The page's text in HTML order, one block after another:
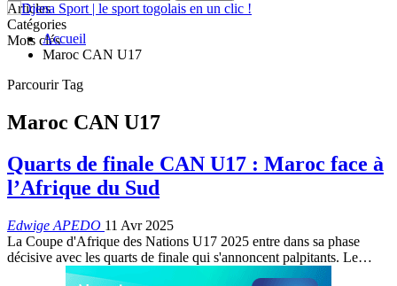
Articles
Catégories
Mots clésAccueil
Maroc CAN U17
Parcourir Tag
Maroc CAN U17
Quarts de finale CAN U17 : Maroc face à
l’Afrique du Sud
Edwige APEDO 11 Avr 2025
La Coupe d'Afrique des Nations U17 2025 entre dans sa phase
décisive avec les quarts de finale qui s'annoncent palpitants. Le…